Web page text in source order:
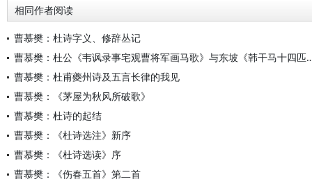
相同作者阅读
曹慕樊：杜诗字义、修辞丛记
曹慕樊：杜公《韦讽录事宅观曹
曹慕樊：杜甫夔州诗及五言长律的我见
曹慕樊：《茅屋为秋风所破歌》
曹慕樊：杜诗的起结
曹慕樊：《杜诗选注》新序
曹慕樊：《杜诗选读》序
曹慕樊：《伤春五首》第二首